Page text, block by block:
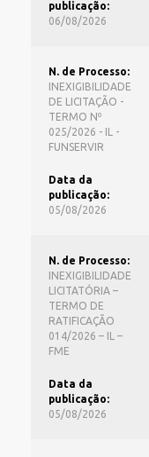
publicação:
06/08/2026
N. de Processo:
INEXIGIBILIDADE
DE LICITAÇÃO -
TERMO Nº
025/2026 - IL -
FUNSERVIR
Data da
publicação:
05/08/2026
N. de Processo:
INEXIGIBILIDADE
LICITATÓRIA –
TERMO DE
RATIFICAÇÃO
014/2026 – IL –
FME
Data da
publicação:
05/08/2026